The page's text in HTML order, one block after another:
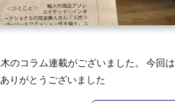
のコラム連載がございました。 今回は
りがとうございました